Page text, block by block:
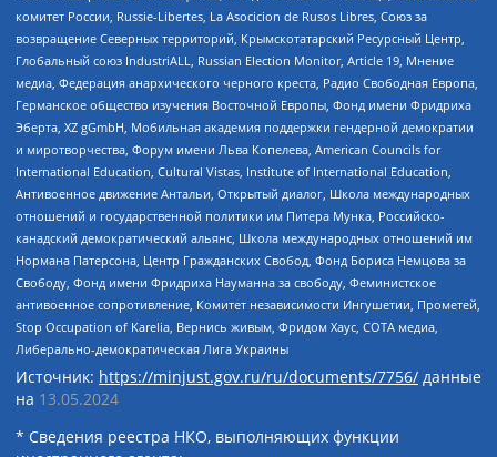
комитет России, Russie-Libertes, La Asocicion de Rusos Libres, Союз за
возвращение Северных территорий, Крымскотатарский Ресурсный Центр,
Глобальный союз IndustriALL, Russian Election Monitor, Article 19, Мнение
медиа, Федерация анархического черного креста, Радио Свободная Европа,
Германское общество изучения Восточной Европы, Фонд имени Фридриха
Эберта, XZ gGmbH, Мобильная академия поддержки гендерной демократии
и миротворчества, Форум имени Льва Копелева, American Councils for
International Education, Cultural Vistas, Institute of International Education,
Антивоенное движение Антальи, Открытый диалог, Школа международных
отношений и государственной политики им Питера Мунка, Российско-
канадский демократический альянс, Школа международных отношений им
Нормана Патерсона, Центр Гражданских Свобод, Фонд Бориса Немцова за
Свободу, Фонд имени Фридриха Науманна за свободу, Феминистское
антивоенное сопротивление, Комитет независимости Ингушетии, Прометей,
Stop Occupation of Karelia, Вернись живым, Фридом Хаус, СОТА медиа,
Либерально-демократическая Лига Украины
Источник: https://minjust.gov.ru/ru/documents/7756/ данные
на 13.05.2024
* Сведения реестра НКО, выполняющих функции